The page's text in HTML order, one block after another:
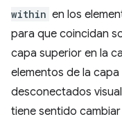
within en los
para que coincidan
capa superior en la
elementos de la
desconectados
tiene sentido